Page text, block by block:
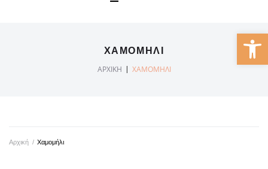
Κατάστημα
Τα νέα μας
ΧΑΜΟΜΉΛΙ
ΑΡΧΙΚΉ | ΧΑΜΟΜΉΛΙ
Αρχική / Χαμομήλι